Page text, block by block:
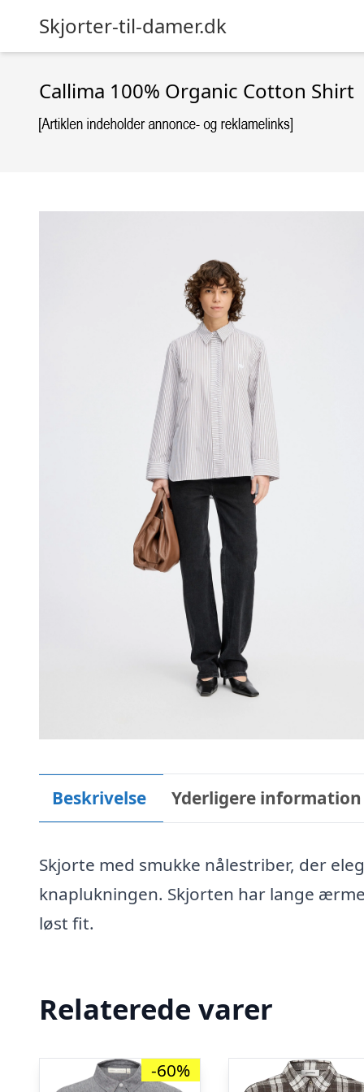
Skjorter-til-damer.dk
Callima 100% Organic Cotton Shirt
Beskrivelse Yderligere information
Skjorte med smukke nålestriber, der
knaplukningen. Skjorten har lange
løst fit.
Relaterede varer
-60%